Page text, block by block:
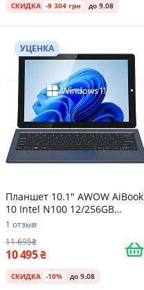
СКИДКА -9 304 грн до 9.08
УЦЕНКА
Планшет 10.1" AWOW AiBook
10 Intel N100 12/256GB
Windows 11 Grey
1 отзыв
11 695
10 495
СКИДКА -10% до 9.08